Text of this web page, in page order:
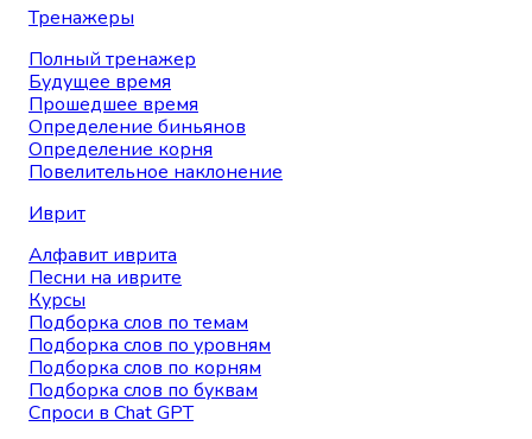
Тренажеры
Полный тренажер
Будущее время
Прошедшее время
Определение биньянов
Определение корня
Повелительное наклонение
Иврит
Алфавит иврита
Песни на иврите
Курсы
Подборка слов по темам
Подборка слов по уровням
Подборка слов по корням
Подборка слов по буквам
Спроси в Chat GPT